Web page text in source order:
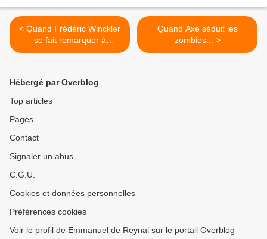
< Quand Frédéric Winckler
se fait remarquer à
Madiana...
Quand Axe séduit les
zombies... >
Hébergé par Overblog
Top articles
Pages
Contact
Signaler un abus
C.G.U.
Cookies et données personnelles
Préférences cookies
Voir le profil de Emmanuel de Reynal sur le portail Overblog